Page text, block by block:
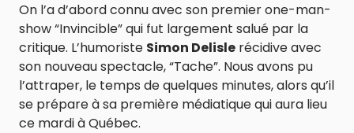
On l’a d’abord connu avec son premier one-man-
show “Invincible” qui fut largement salué par la
critique. L’humoriste Simon Delisle récidive avec
son nouveau spectacle, “Tache”. Nous avons pu
l’attraper, le temps de quelques minutes, alors qu’il
se prépare à sa première médiatique qui aura lieu
ce mardi à Québec.